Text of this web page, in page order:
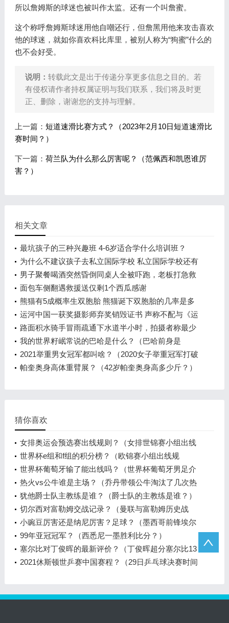
所以詹姆斯的球迷也被叫作太监。还有一个叫詹蜜。
这个称呼詹姆斯球迷用他自嘲还行，但詹黑用他来攻击喜欢
他的球迷，就如你喜欢科比库里，被别人称为“狗蜜”什么的
也不会好受。
说明： 转载此文是出于传递分享更多信息之目的。若
有侵权请作者持权属证明与我们联系，我们将及时更
正、删除，谢谢您的支持与理解。
上一篇： 短道速滑比赛方式？（2023年2月10日短道速滑比
赛时间？）
下一篇： 荷兰队为什么那么厉害呢？（范佩西和凯恩谁厉
害？）
相关文章
最坑孩子的三种兴趣班 4-6岁适合学什么培训班？
为什么不建议孩子去私立国际学校 私立国际学校还有
前途吗？
男子聚餐喝酒突然昏倒同桌人全被吓跑，老板打急救
电话
面包车侧翻遇救援送仅剩1个西瓜感谢
熊猫有5成概率生双胞胎 熊猫诞下双胞胎的几率是多
少？
运河中国一获奖摄影师弃奖销毁证书 声称不配与《运
河魅影》共同获奖
路面积水骑手冒雨疏通下水道半小时，拍摄者称最少
有半个小时
我的世界籽岷常说的巴哈是什么？（巴哈前身是
谁？）
2021举重男女冠军都叫啥？（2020女子举重冠军打破
几项奥运纪录？）
帕奎奥身高体重臂展？（42岁帕奎奥身高多少斤？）
猜你喜欢
女排奥运会预选赛出线规则？（女排世锦赛小组出线
规则？）
世界杯e组和f组的积分榜？（欧锦赛小组出线规
则？）
世界杯葡萄牙输了能出线吗？（世界杯葡萄牙男足介
绍？）
热火vs公牛谁是主场？（乔丹带领公牛淘汰了几次热
火？）
犹他爵士队主教练是谁？（爵士队的主教练是谁？）
切尔西对富勒姆交战记录？（曼联与富勒姆历史战
绩？）
小豌豆厉害还是纳尼厉害？足球？（墨西哥前锋埃尔
南德斯实力如何？）
99年亚冠冠军？（西悉尼一墨胜利比分？）
塞尔比对丁俊晖的最新评价？（丁俊晖超分塞尔比13
分最后谁赢了？）
2021休斯顿世乒赛中国赛程？（29日乒乓球决赛时间